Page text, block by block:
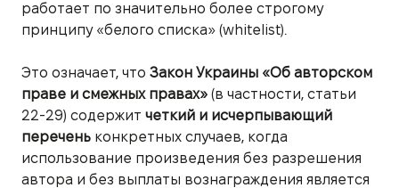
работает по значительно более строгому
принципу «белого списка» (whitelist).
Это означает, что Закон Украины «Об авторском
праве и смежных правах» (в частности, статьи
22-29) содержит четкий и исчерпывающий
перечень конкретных случаев, когда
использование произведения без разрешения
автора и без выплаты вознаграждения является